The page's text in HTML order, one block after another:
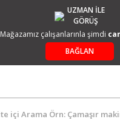
UZMAN İLE
GÖRÜŞ
Mağazamız çalışanlarınla şimdi
BAĞLAN